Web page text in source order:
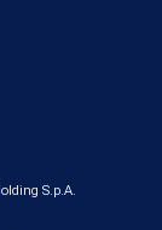
S.p.A.